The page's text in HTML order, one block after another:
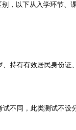
，以下从入学环节、
持有有效居民身份证
不同，此类测试不设